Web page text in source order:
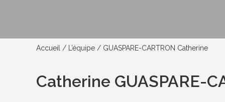
Accueil / L’équipe / GUASPARE-CARTRON Catherine
Catherine GUASPARE-